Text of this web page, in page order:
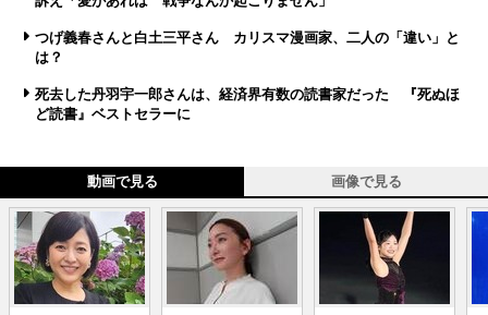
つげ義春さんと白土三平さん カリスマ漫画家、二人の「違い」と
は？
死去した丹羽宇一郎さんは、経済界有数の読書家だった 『死ぬほ
ど読書』ベストセラーに
動画で見る 画像で見る